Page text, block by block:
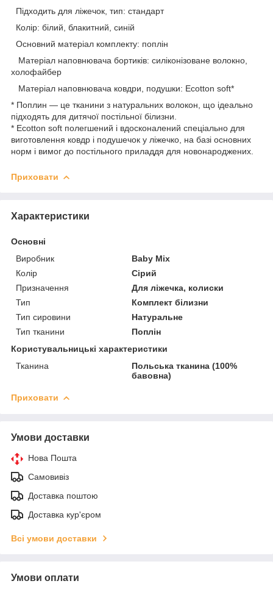
Підходить для ліжечок, тип: стандарт
Колір: білий, блакитний, синій
Основний матеріал комплекту: поплін
Матеріал наповнювача бортиків: силіконізоване волокно,
холофайбер
Матеріал наповнювача ковдри, подушки: Ecotton soft*
* Поплин — це тканини з натуральних волокон, що ідеально
підходять для дитячої постільної білизни.
* Ecotton soft полегшений і вдосконалений спеціально для
виготовлення ковдр і подушечок у ліжечко, на базі основних
норм і вимог до постільного приладдя для новонароджених.
Приховати
Характеристики
Основні
Виробник
Baby Mix
Колір
Сірий
Призначення
Для ліжечка, колиски
Тип
Комплект білизни
Тип сировини
Натуральне
Тип тканини
Поплін
Користувальницькі характеристики
Тканина
Польська тканина (100%
бавовна)
Приховати
Умови доставки
Нова Пошта
Самовивіз
Доставка поштою
Доставка кур'єром
Всі умови доставки
Умови оплати